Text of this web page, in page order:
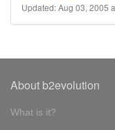
Updated: Aug 03, 2005
About b2evolution
What is it?